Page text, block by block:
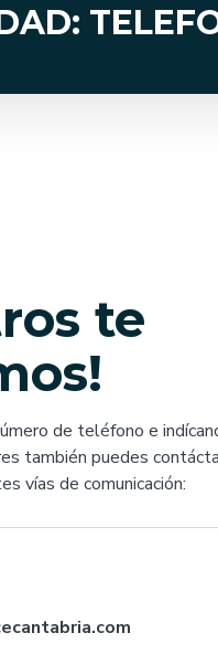
te
de teléfono e
también puedes
vías de comunicación: